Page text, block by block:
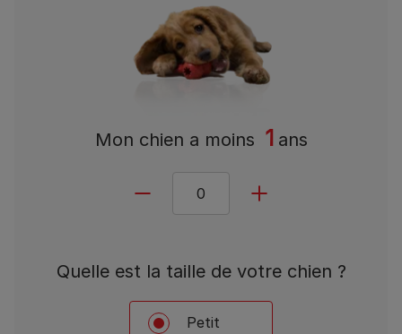
Mon chien a moins 1 ans
Quelle est la taille de votre chien ?
Petit